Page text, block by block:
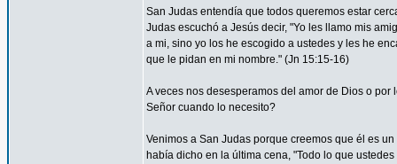
San Judas entendía que todos queremos estar
Judas escuchó a Jesús decir, "Yo les llamo mis
a mi, sino yo los he escogido a ustedes y les he
que le pidan en mi nombre." (Jn 15:15-16)
A veces nos desesperamos del amor de Dios o
Señor cuando lo necesito?
Venimos a San Judas porque creemos que él es
había dicho en la última cena, "Todo lo que